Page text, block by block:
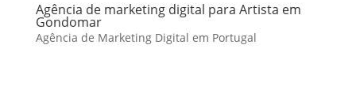
Agência de marketing digital para Artista em
Gondomar
Agência de Marketing Digital em Portugal